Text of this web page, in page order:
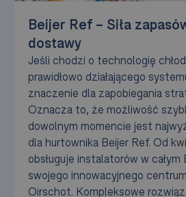
Beijer Ref – Siła
dostawy
Jeśli chodzi o technologię
prawidłowo działającego
znaczenie dla zapobiegania
Oznacza to, że możliwość
dowolnym momencie jest
dla hurtownika Beijer Ref. Od
obsługuje instalatorów w całym
swojego innowacyjnego
Oirschot. Kompleksowe